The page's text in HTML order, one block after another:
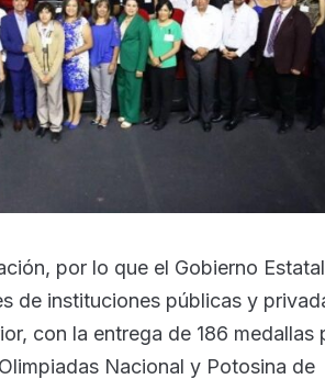
por lo que el Gobierno Estatal
de instituciones públicas y
con la entrega de 186 medallas
Nacional y Potosina de